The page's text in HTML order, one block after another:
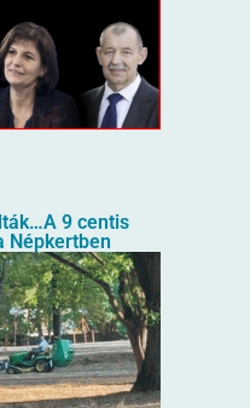
9 centis
Népkertben